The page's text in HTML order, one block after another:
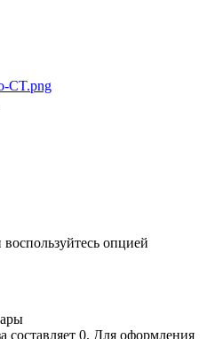
опцией
составляет 0. Для оформления